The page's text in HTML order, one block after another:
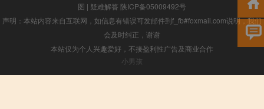
图 | 疑难解答 陕ICP备05009492号
声明：本站内容来自互联网，如信息有错误可发邮件到f_fb#foxmail.com说明，我们
会及时纠正，谢谢
本站仅为个人兴趣爱好，不接盈利性广告及商业合作
小男孩